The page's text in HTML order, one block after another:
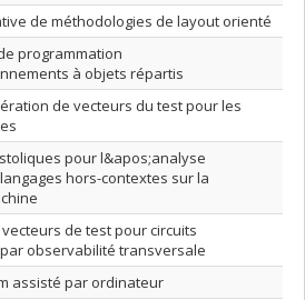
de méthodologies de layout orienté
programmation
à objets répartis
de vecteurs du test pour les
pour l&apos;analyse
hors-contextes sur la
de test pour circuits
observabilité transversale
assisté par ordinateur